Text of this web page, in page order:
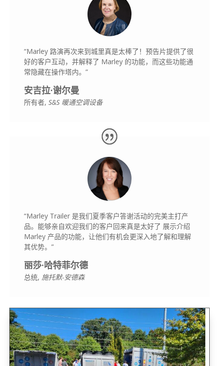
“Marley 路演再次来到城里真是太棒了！预告片提供了很
好的客户互动，并解释了 Marley 的功能，而这些功能通
常隐藏在操作塔内。”
安吉拉·谢尔曼
所有者, S&S 暖通空调设备
“Marley Trailer 是我们夏季客户答谢活动的完美主打产
品。能够亲自欢迎我们的客户回来真是太好了 展示介绍
Marley 产品的功能，让他们有机会更深入地了解和理解
其优势。”
丽莎·哈特菲尔德
总统, 施托默-安德森